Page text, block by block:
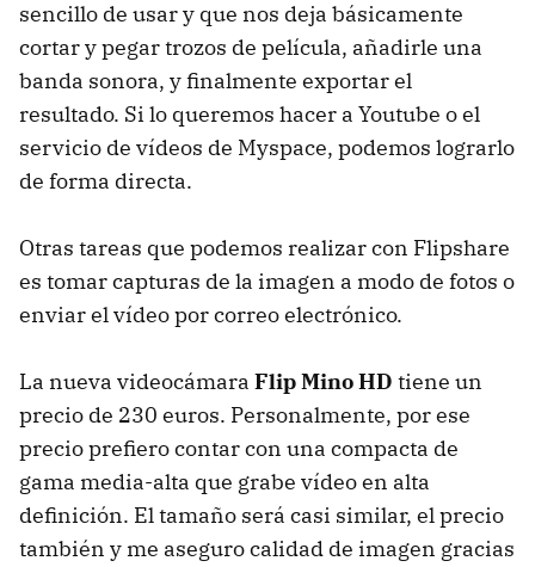
sencillo de usar y que nos deja básicamente
cortar y pegar trozos de película, añadirle una
banda sonora, y finalmente exportar el
resultado. Si lo queremos hacer a Youtube o el
servicio de vídeos de Myspace, podemos lograrlo
de forma directa.
Otras tareas que podemos realizar con Flipshare
es tomar capturas de la imagen a modo de fotos o
enviar el vídeo por correo electrónico.
La nueva videocámara Flip Mino HD tiene un
precio de 230 euros. Personalmente, por ese
precio prefiero contar con una compacta de
gama media-alta que grabe vídeo en alta
definición. El tamaño será casi similar, el precio
también y me aseguro calidad de imagen gracias